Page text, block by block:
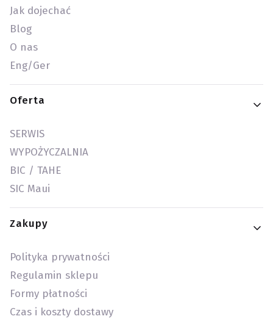
Jak dojechać
Blog
O nas
Eng/Ger
Oferta
SERWIS
WYPOŻYCZALNIA
BIC / TAHE
SIC Maui
Zakupy
Polityka prywatności
Regulamin sklepu
Formy płatności
Czas i koszty dostawy